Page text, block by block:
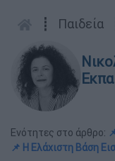
┋ Παιδεία
Ενότητες στο άρθρο:
📌 Η Ελάχιστη Βάση